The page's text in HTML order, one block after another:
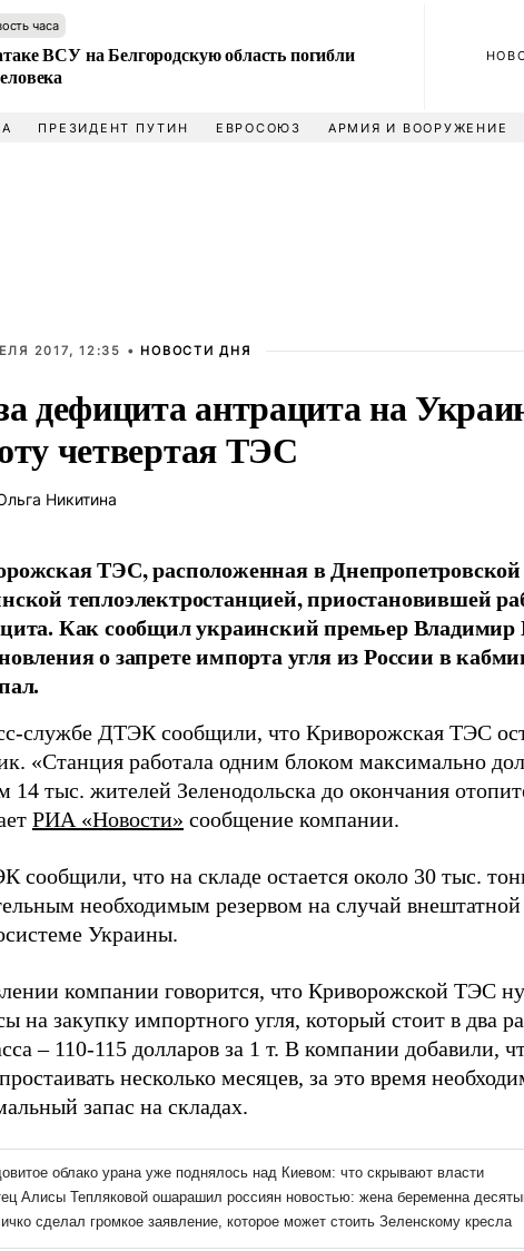
часа
ВСУ на Белгородскую область погибли
ПРЕЗИДЕНТ ПУТИН ЕВРОСОЮЗ АРМИЯ И ВООРУЖЕНИЕ
2017, 12:35 • НОВОСТИ ДНЯ
дефицита антрацита на
четвертая ТЭС
Никитина
ТЭС, расположенная в Днепропетровской
теплоэлектростанцией, приостановившей
Как сообщил украинский премьер Владимир
о запрете импорта угля из России в
службе ДТЭК сообщили, что Криворожская ТЭС
«Станция работала одним блоком максимально
14 тыс. жителей Зеленодольска до окончания
РИА «Новости» сообщение компании.
сообщили, что на складе остается около 30 тыс.
необходимым резервом на случай
Украины.
компании говорится, что Криворожской ТЭС
на закупку импортного угля, который стоит в два
– 110-115 долларов за 1 т. В компании добавили,
несколько месяцев, за это время
запас на складах.